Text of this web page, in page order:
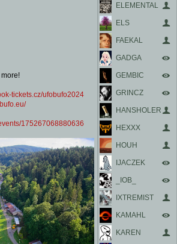
ELEMENTAL
ELS
FAEKAL
GADGA
GEMBIC
GRINCZ
HANSHOLER
HEXXX
HOUH
IJACZEK
_IOB_
IXTREMIST
KAMAHL
KAREN
more!
tickets.cz/ufobufo2024
175267068880636